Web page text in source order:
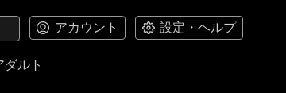
アカウント 設定・ヘルプ
ダルト